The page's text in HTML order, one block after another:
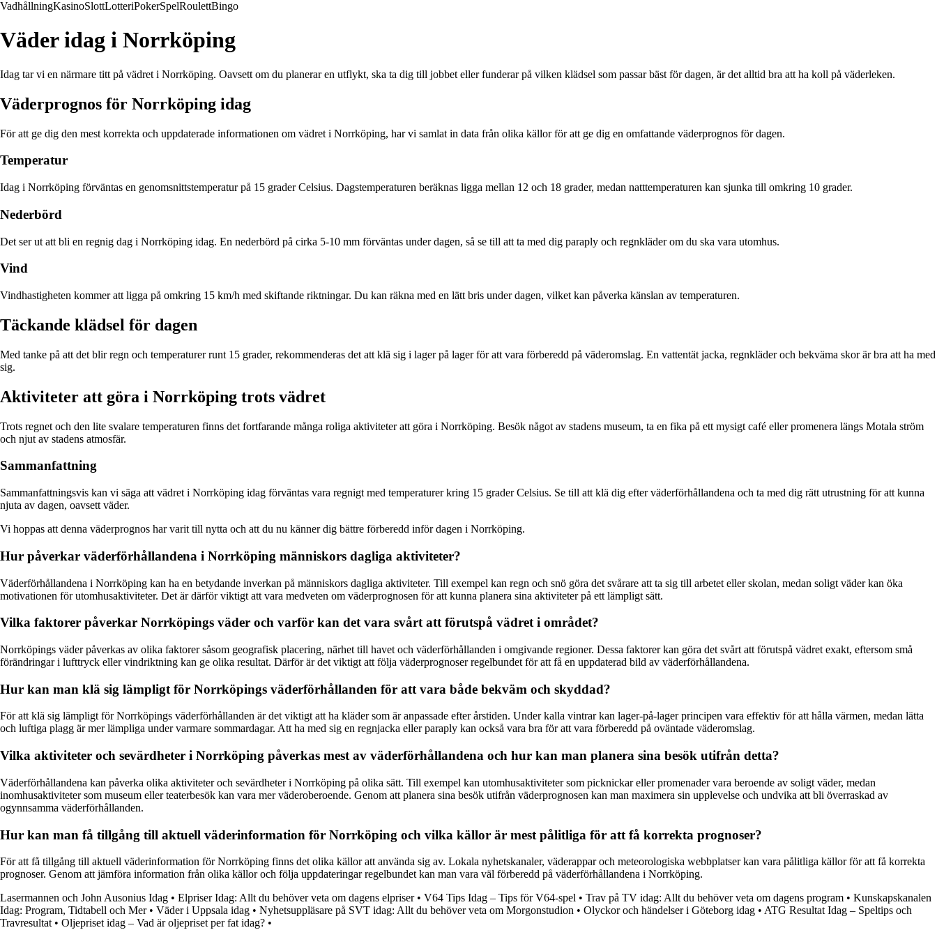
VadhållningKasinoSlottLotteriPokerSpelRoulettBingo
Väder idag i Norrköping
Idag tar vi en närmare titt på vädret i Norrköping. Oavsett om du planerar en utflykt, ska ta dig till jobbet eller funderar på vilken klädsel som passar bäst för dagen, är det alltid bra att ha koll på väderleken.
Väderprognos för Norrköping idag
För att ge dig den mest korrekta och uppdaterade informationen om vädret i Norrköping, har vi samlat in data från olika källor för att ge dig en omfattande väderprognos för dagen.
Temperatur
Idag i Norrköping förväntas en genomsnittstemperatur på 15 grader Celsius. Dagstemperaturen beräknas ligga mellan 12 och 18 grader, medan natttemperaturen kan sjunka till omkring 10 grader.
Nederbörd
Det ser ut att bli en regnig dag i Norrköping idag. En nederbörd på cirka 5-10 mm förväntas under dagen, så se till att ta med dig paraply och regnkläder om du ska vara utomhus.
Vind
Vindhastigheten kommer att ligga på omkring 15 km/h med skiftande riktningar. Du kan räkna med en lätt bris under dagen, vilket kan påverka känslan av temperaturen.
Täckande klädsel för dagen
Med tanke på att det blir regn och temperaturer runt 15 grader, rekommenderas det att klä sig i lager på lager för att vara förberedd på väderomslag. En vattentät jacka, regnkläder och bekväma skor är bra att ha med
sig.
Aktiviteter att göra i Norrköping trots vädret
Trots regnet och den lite svalare temperaturen finns det fortfarande många roliga aktiviteter att göra i Norrköping. Besök något av stadens museum, ta en fika på ett mysigt café eller promenera längs Motala ström
och njut av stadens atmosfär.
Sammanfattning
Sammanfattningsvis kan vi säga att vädret i Norrköping idag förväntas vara regnigt med temperaturer kring 15 grader Celsius. Se till att klä dig efter väderförhållandena och ta med dig rätt utrustning för att kunna
njuta av dagen, oavsett väder.
Vi hoppas att denna väderprognos har varit till nytta och att du nu känner dig bättre förberedd inför dagen i Norrköping.
Hur påverkar väderförhållandena i Norrköping människors dagliga aktiviteter?
Väderförhållandena i Norrköping kan ha en betydande inverkan på människors dagliga aktiviteter. Till exempel kan regn och snö göra det svårare att ta sig till arbetet eller skolan, medan soligt väder kan öka
motivationen för utomhusaktiviteter. Det är därför viktigt att vara medveten om väderprognosen för att kunna planera sina aktiviteter på ett lämpligt sätt.
Vilka faktorer påverkar Norrköpings väder och varför kan det vara svårt att förutspå vädret i området?
Norrköpings väder påverkas av olika faktorer såsom geografisk placering, närhet till havet och väderförhållanden i omgivande regioner. Dessa faktorer kan göra det svårt att förutspå vädret exakt, eftersom små
förändringar i lufttryck eller vindriktning kan ge olika resultat. Därför är det viktigt att följa väderprognoser regelbundet för att få en uppdaterad bild av väderförhållandena.
Hur kan man klä sig lämpligt för Norrköpings väderförhållanden för att vara både bekväm och skyddad?
För att klä sig lämpligt för Norrköpings väderförhållanden är det viktigt att ha kläder som är anpassade efter årstiden. Under kalla vintrar kan lager-på-lager principen vara effektiv för att hålla värmen, medan lätta
och luftiga plagg är mer lämpliga under varmare sommardagar. Att ha med sig en regnjacka eller paraply kan också vara bra för att vara förberedd på oväntade väderomslag.
Vilka aktiviteter och sevärdheter i Norrköping påverkas mest av väderförhållandena och hur kan man planera sina besök utifrån detta?
Väderförhållandena kan påverka olika aktiviteter och sevärdheter i Norrköping på olika sätt. Till exempel kan utomhusaktiviteter som picknickar eller promenader vara beroende av soligt väder, medan
inomhusaktiviteter som museum eller teaterbesök kan vara mer väderoberoende. Genom att planera sina besök utifrån väderprognosen kan man maximera sin upplevelse och undvika att bli överraskad av
ogynnsamma väderförhållanden.
Hur kan man få tillgång till aktuell väderinformation för Norrköping och vilka källor är mest pålitliga för att få korrekta prognoser?
För att få tillgång till aktuell väderinformation för Norrköping finns det olika källor att använda sig av. Lokala nyhetskanaler, väderappar och meteorologiska webbplatser kan vara pålitliga källor för att få korrekta
prognoser. Genom att jämföra information från olika källor och följa uppdateringar regelbundet kan man vara väl förberedd på väderförhållandena i Norrköping.
Lasermannen och John Ausonius Idag • Elpriser Idag: Allt du behöver veta om dagens elpriser• V64 Tips Idag – Tips för V64-spel • Trav på TV idag: Allt du behöver veta om dagens program • Kunskapskanalen
Idag: Program, Tidtabell och Mer• Väder i Uppsala idag • Nyhetsuppläsare på SVT idag: Allt du behöver veta om Morgonstudion • Olyckor och händelser i Göteborg idag • ATG Resultat Idag – Speltips och
Travresultat • Oljepriset idag – Vad är oljepriset per fat idag? •